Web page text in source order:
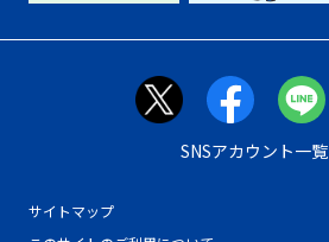
サイトマップ
SNSアカウント一覧